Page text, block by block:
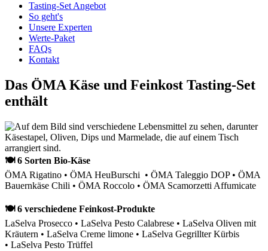
Tasting-Set Angebot
So geht's
Unsere Experten
Werte-Paket
FAQs
Kontakt
Das ÖMA Käse und Feinkost Tasting-Set
enthält
🍽 6 Sorten Bio-Käse
ÖMA Rigatino • ÖMA HeuBurschi • ÖMA Taleggio DOP • ÖMA
Bauernkäse Chili • ÖMA Roccolo • ÖMA Scamorzetti Affumicate
🍽 6 verschiedene Feinkost-Produkte
LaSelva Prosecco • LaSelva Pesto Calabrese • LaSelva Oliven mit
Kräutern • LaSelva Creme limone • LaSelva Gegrillter Kürbis
• LaSelva Pesto Trüffel